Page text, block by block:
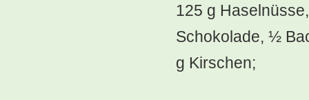
125 g
Schokolade, ½
g Kirschen;